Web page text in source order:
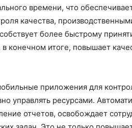
времени, что
качества,
более быстрому
конечном итоге, повышает
приложения для
управлять ресурсами.
отчетов, освобождает